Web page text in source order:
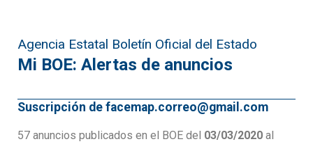
Agencia Estatal Boletín Oficial del Estado
Mi BOE: Alertas de anuncios
Suscripción de facemap.correo@gmail.com
57 anuncios publicados en el BOE del 03/03/2020 al